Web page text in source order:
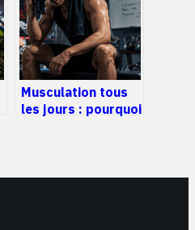
Musculation tous
les jours : pourquoi